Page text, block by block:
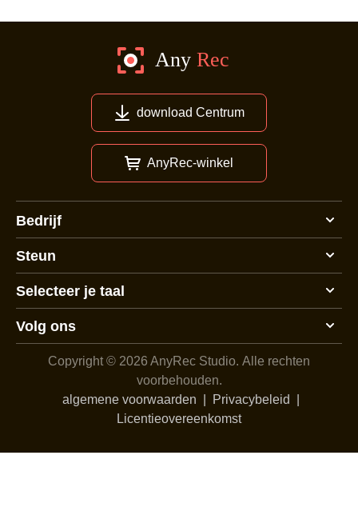
download Centrum
AnyRec-winkel
Bedrijf
Steun
Selecteer je taal
Volg ons
Copyright © 2026 AnyRec Studio. Alle rechten
voorbehouden.
algemene voorwaarden
Privacybeleid
Licentieovereenkomst